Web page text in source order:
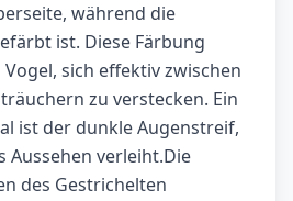
während die
ist. Diese Färbung
sich effektiv zwischen
zu verstecken. Ein
ist der dunkle Augenstreif,
Aussehen verleiht.Die
des Gestrichelten